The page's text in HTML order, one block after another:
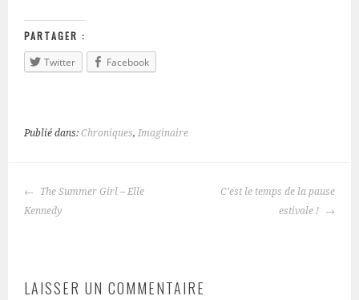
PARTAGER :
Twitter
Facebook
Publié dans:Chroniques,Imaginaire
NAVIGATION
The Summer Girl – Elle
Kennedy
C’est le temps de la pause
estivale !
LAISSER UN COMMENTAIRE